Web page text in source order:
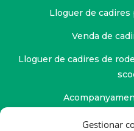
Gestionar
Lloguer de
Venda de
Lloguer de cadires de
Servei